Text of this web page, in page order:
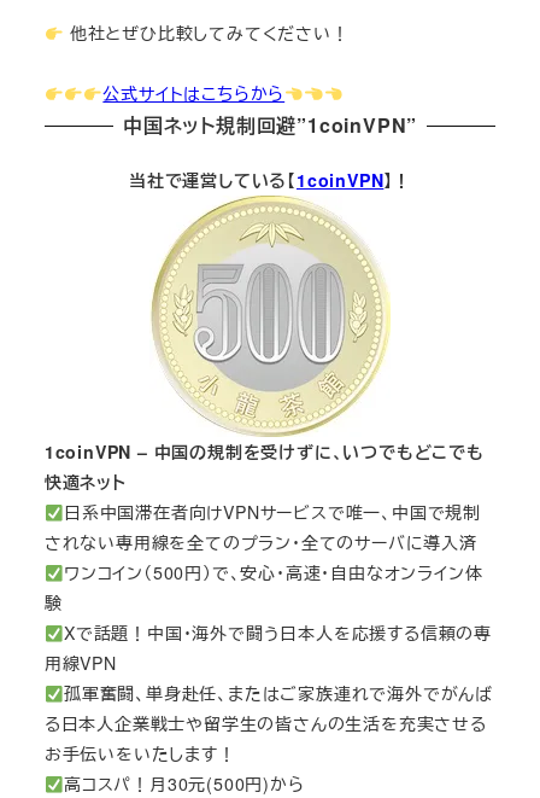
他社とぜひ比較してみてください！
公式サイトはこちらから
中国ネット規制回避”1coinVPN”
当社で運営している【1coinVPN】！
1coinVPN – 中国の規制を受けずに、いつでもどこでも
快適ネット
日系中国滞在者向けVPNサービスで唯一、中国で規制
されない専用線を全てのプラン・全てのサーバに導入済
ワンコイン（500円）で、安心・高速・自由なオンライン体
験
Xで話題！中国・海外で闘う日本人を応援する信頼の専
用線VPN
孤軍奮闘、単身赴任、またはご家族連れで海外でがんば
る日本人企業戦士や留学生の皆さんの生活を充実させる
お手伝いをいたします！
高コスパ！月30元(500円)から